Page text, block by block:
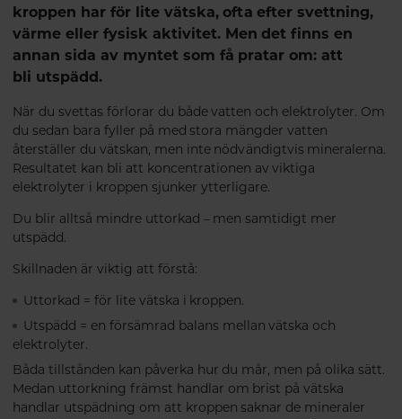
kroppen har för lite vätska, ofta efter svettning,
värme eller fysisk aktivitet. Men det finns en
annan sida av myntet som få pratar om: att
bli utspädd.
När du svettas förlorar du både vatten och elektrolyter. Om
du sedan bara fyller på med stora mängder vatten
återställer du vätskan, men inte nödvändigtvis mineralerna.
Resultatet kan bli att koncentrationen av viktiga
elektrolyter i kroppen sjunker ytterligare.
Du blir alltså mindre uttorkad – men samtidigt mer
utspädd.
Skillnaden är viktig att förstå:
Uttorkad = för lite vätska i kroppen.
Utspädd = en försämrad balans mellan vätska och
elektrolyter.
Båda tillstånden kan påverka hur du mår, men på olika sätt.
Medan uttorkning främst handlar om brist på vätska
handlar utspädning om att kroppen saknar de mineraler